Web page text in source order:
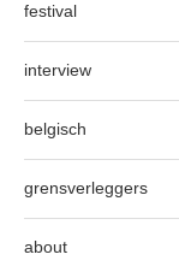
festival
interview
belgisch
grensverleggers
about